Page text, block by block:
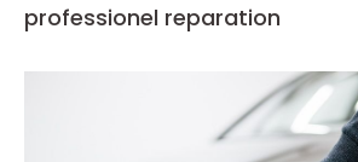
professionel reparation